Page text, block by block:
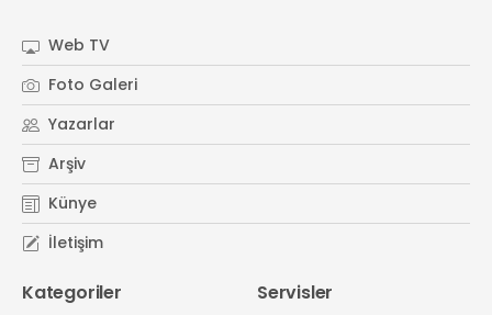
Web TV
Foto Galeri
Yazarlar
Arşiv
Künye
İletişim
Kategoriler Servisler